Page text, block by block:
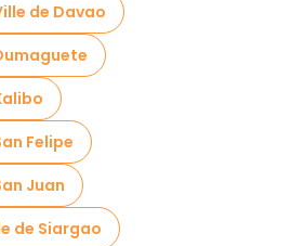
de Davao
Felipe
Juan
de Siargao